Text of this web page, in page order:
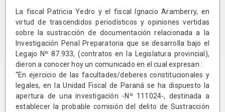
La fiscal Patricia Yedro y el fiscal Ignacio Aramberry, en
virtud de trascendidos periodísticos y opiniones vertidas
sobre la sustracción de documentación relacionada a la
Investigación Penal Preparatoria que se desarrolla bajo el
Legajo Nº 87.933, (contratos en la Legislatura provincial),
dieron a conocer hoy un comunicado en el cual expresan :
“En ejercicio de las facultades/deberes constitucionales y
legales, en la Unidad Fiscal de Paraná se ha dispuesto la
apertura de una investigación -Nº 111024-, destinada a
establecer la probable comisión del delito de Sustracción